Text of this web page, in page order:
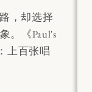
，却选择
。《Paul's
上百张唱